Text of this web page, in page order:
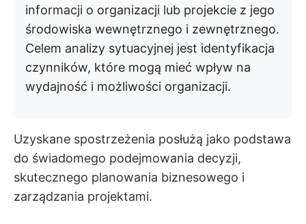
informacji o organizacji lub projekcie z jego
środowiska wewnętrznego i zewnętrznego.
Celem analizy sytuacyjnej jest identyfikacja
czynników, które mogą mieć wpływ na
wydajność i możliwości organizacji.
Uzyskane spostrzeżenia posłużą jako podstawa
do świadomego podejmowania decyzji,
skutecznego planowania biznesowego i
zarządzania projektami.